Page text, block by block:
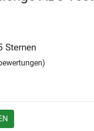
Sternen